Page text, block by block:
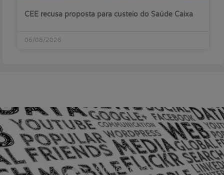
CEE recusa proposta para custeio do Saúde Caixa
06/08/2026